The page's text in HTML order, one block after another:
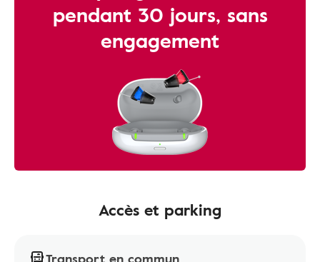
pendant 30 jours, sans
engagement
Accès et parking